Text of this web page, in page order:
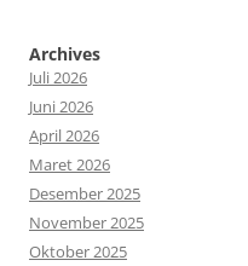
Archives
Juli 2026
Juni 2026
April 2026
Maret 2026
Desember 2025
November 2025
Oktober 2025